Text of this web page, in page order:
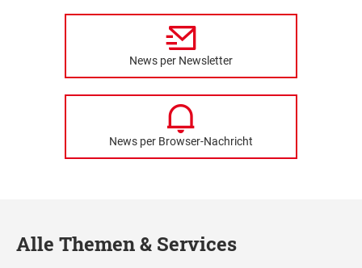
News per Newsletter
News per Browser-Nachricht
Alle Themen & Services